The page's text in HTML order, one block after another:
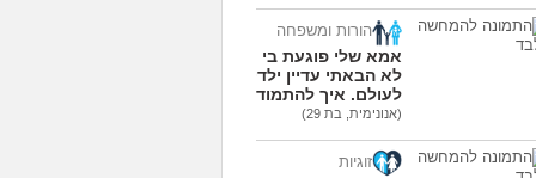
הורות ומשפחה
אמא שלי פוגעת בי כי
לא הבאתי עדיין ילדים
לעולם. איך להתמודד?
(אנונימית, בת 29)
זוגיות